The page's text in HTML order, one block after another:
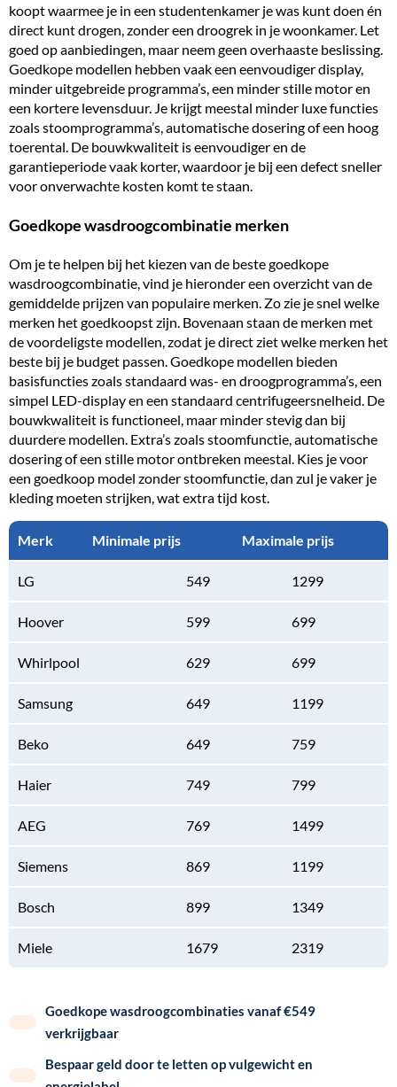
koopt waarmee je in een studentenkamer je was kunt doen én
direct kunt drogen, zonder een droogrek in je woonkamer. Let
goed op aanbiedingen, maar neem geen overhaaste beslissing.
Goedkope modellen hebben vaak een eenvoudiger display,
minder uitgebreide programma’s, een minder stille motor en
een kortere levensduur. Je krijgt meestal minder luxe functies
zoalsstoomprogramma’s , automatische dosering of een hoog
toerental. De bouwkwaliteit is eenvoudiger en de
garantieperiode vaak korter, waardoor je bij een defect sneller
voor onverwachte kosten komt te staan.
Goedkope wasdroogcombinatie merken
Om je te helpen bij het kiezen van de beste goedkope
wasdroogcombinatie, vind je hieronder een overzicht van de
gemiddelde prijzen van populaire merken. Zo zie je snel welke
merken het goedkoopst zijn. Bovenaan staan de merken met
de voordeligste modellen, zodat je direct ziet welke merken het
beste bij je budget passen. Goedkope modellen bieden
basisfuncties zoals standaard was- en droogprogramma’s, een
simpel LED-display en een standaard centrifugeersnelheid. De
bouwkwaliteit is functioneel, maar minder stevig dan bij
duurdere modellen. Extra’s zoals stoomfunctie, automatische
dosering of een stille motor ontbreken meestal. Kies je voor
een goedkoop model zonder stoomfunctie, dan zul je vaker je
kleding moeten strijken, wat extra tijd kost.
Merk Minimale prijs Maximale prijs
LG 549 1299
Hoover 599 699
Whirlpool 629 699
Samsung 649 1199
Beko 649 759
Haier 749 799
AEG 769 1499
Siemens 869 1199
Bosch 899 1349
Miele 1679 2319
Goedkope wasdroogcombinaties vanaf €549
verkrijgbaar
Bespaar geld door te letten op vulgewicht en